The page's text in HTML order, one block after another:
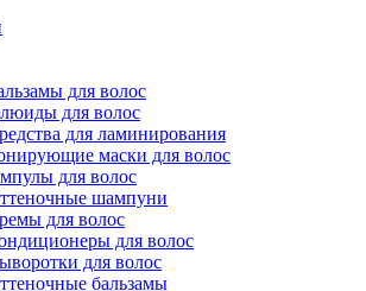
для волос
для волос
для ламинирования
маски для волос
для волос
шампуни
для волос
для волос
для волос
бальзамы